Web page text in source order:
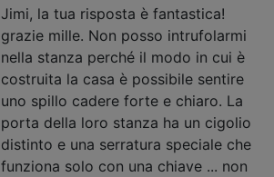
Jimi, la tua risposta è fantastica!
grazie mille. Non posso intrufolarmi
nella stanza perché il modo in cui è
costruita la casa è possibile sentire
uno spillo cadere forte e chiaro. La
porta della loro stanza ha un cigolio
distinto e una serratura speciale che
funziona solo con una chiave ... non